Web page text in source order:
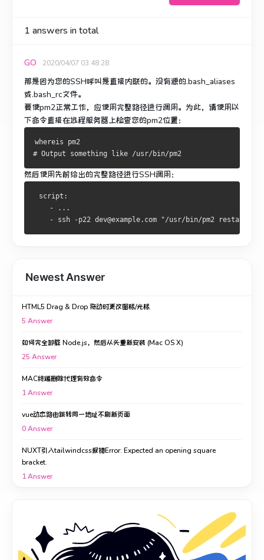
1 answers in total
GO 2020/04/07 03:48:28
那是因为您的SSH呼叫是直接内联的。 没有源的.bash_aliases
或.bash_rc文件。
要使pm2正常工作，应使用完整路径进行调用。 为此，请使用以
下命令直接在远程服务器上检查您的pm2位置：
whereis pm2
# Output something like /usr/bin/pm2
然后使用先前给出的完整路径进行SSH调用：
script:
    - ...
- ssh -p22 dev@example.com "/usr/bin/pm2 restart
Newest Answer
HTML5 Drag & Drop 拖动时更改图标/光标
5 Answer
如何完全卸载 Node.js，然后从头重新安装 (Mac OS X)
25 Answer
MAC终端删除代理有效命令
1Answer
vue动态路由跳转同一地址不刷新页面
0Answer
NUXT引入tailwindcss报错Error: Expected an opening square
bracket.
1Answer